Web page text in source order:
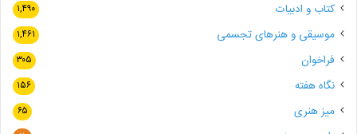
کتاب و ادبیات ۱,۴۹۰
موسیقی و هنرهای تجسمی ۱,۴۶۱
فراخوان ۳۰۵
نگاه هفته ۱۵۶
میز هنری ۶۵